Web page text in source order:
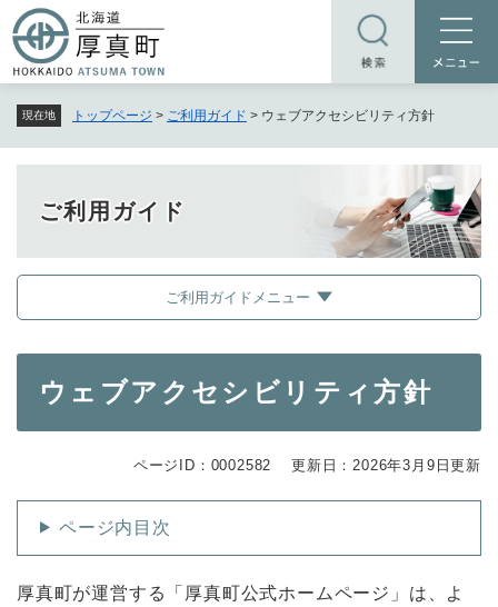
ー
ジ
頭
現在地 トップページ > ご利用ガイド > ウェブアクセシビリティ方針
ご利用ガイド
ご利用ガイドメニュー
ウェブアクセシビリティ方針
ページID：0002582 更新日：2026年3月9日更新
ページ内目次
厚真町が運営する「厚真町公式ホームページ」は、よ